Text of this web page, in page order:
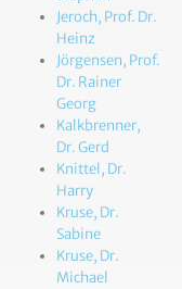
Jeroch, Prof. Dr.
Heinz
Jörgensen, Prof.
Dr. Rainer
Georg
Kalkbrenner,
Dr. Gerd
Knittel, Dr.
Harry
Kruse, Dr.
Sabine
Kruse, Dr.
Michael